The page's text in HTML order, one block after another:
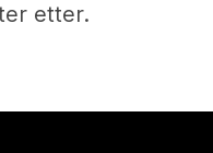
etter.